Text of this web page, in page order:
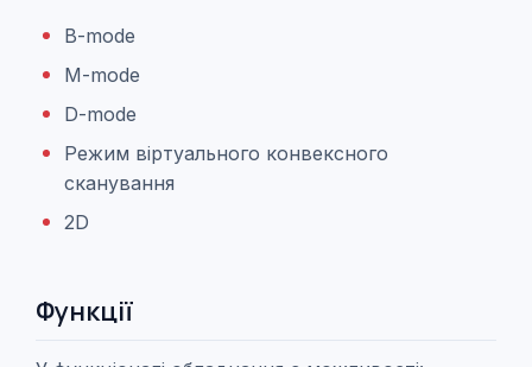
B-mode
M-mode
D-mode
Режим віртуального конвексного
сканування
2D
Функції